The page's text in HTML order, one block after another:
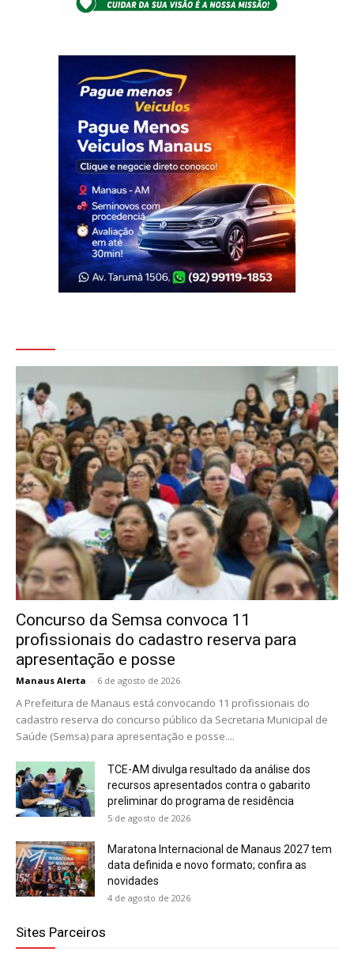
Concurso da Semsa convoca 11
profissionais do cadastro reserva para
apresentação e posse
Manaus Alerta - 6 de agosto de 2026
A Prefeitura de Manaus está convocando 11 profissionais do
cadastro reserva do concurso público da Secretaria Municipal de
Saúde (Semsa) para apresentação e posse....
TCE-AM divulga resultado da análise dos
recursos apresentados contra o gabarito
preliminar do programa de residência
5 de agosto de 2026
Maratona Internacional de Manaus 2027 tem
data definida e novo formato; confira as
novidades
4 de agosto de 2026
Sites Parceiros